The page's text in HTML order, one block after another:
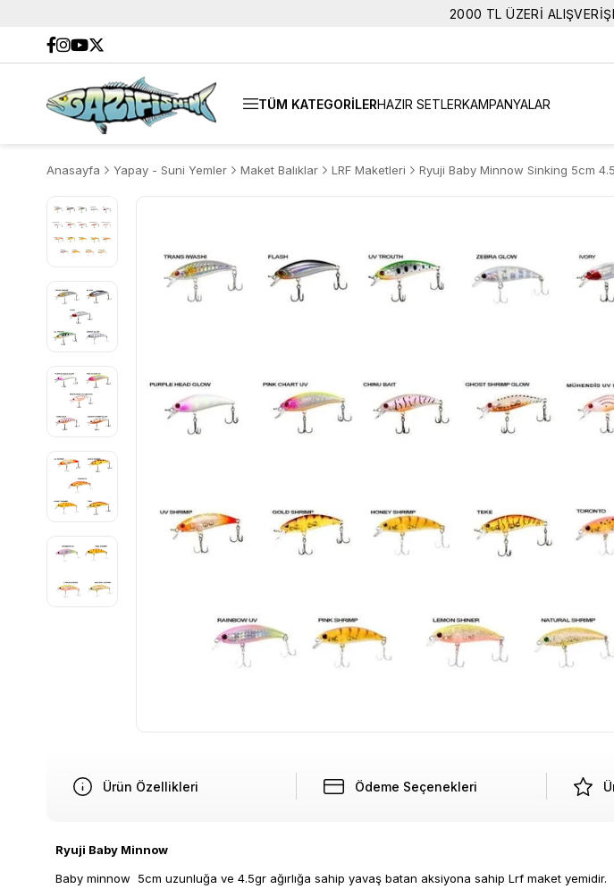
2000 TL ÜZERİ
TÜM KATEGORİLERHAZIR SETLERKAMPANYALAR
Anasayfa Yapay - Suni Yemler Maket Balıklar LRF Maketleri Ryuji Baby Minnow Sinking 5cm
Ürün Özellikleri Ödeme Seçenekleri
Ryuji Baby Minnow
Baby minnow 5cm uzunluğa ve 4.5gr ağırlığa sahip yavaş batan aksiyona sahip Lrf maket yemidir.